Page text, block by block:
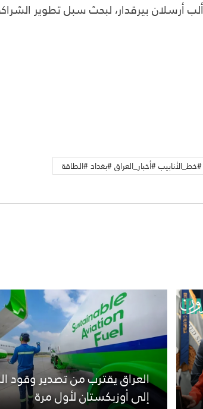
أرسلان بيرقدار، لبحث سبل تطوير
العراق يقترب من تصدير وقود
إلى أوزبكستان لأول مرة